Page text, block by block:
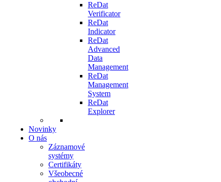
ReDat
Verificator
ReDat
Indicator
ReDat
Advanced
Data
Management
ReDat
Management
System
ReDat
Explorer
Novinky
O nás
Záznamové
systémy
Certifikáty
Všeobecné